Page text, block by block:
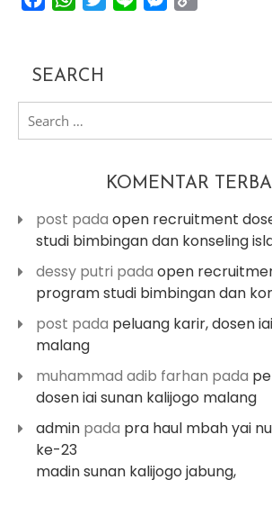
SEARCH
search
for:
KOMENTAR
post pada open recruitment
studi bimbingan dan konseling
dessy putri pada open
program studi bimbingan dan
post pada peluang karir, dosen
malang
muhammad adib farhan pada
dosen iai sunan kalijogo malang
admin pada pra haul mbah yai
ke-23
madin sunan kalijogo jabung,